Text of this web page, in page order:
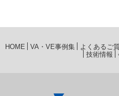
HOME VA・VE事例集 よくあるご
技術情報